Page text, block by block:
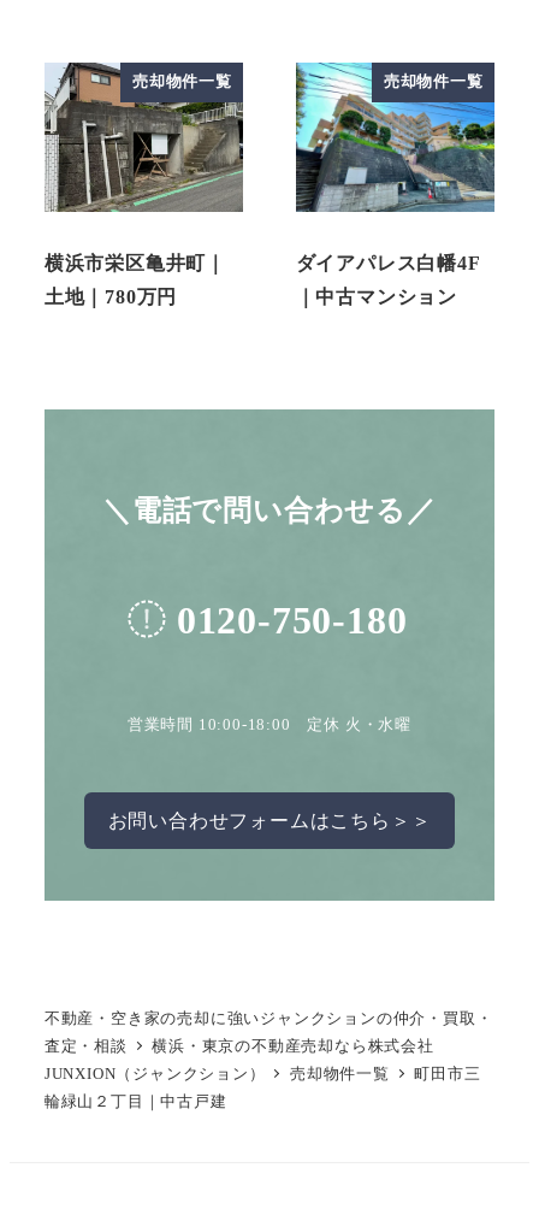
売却物件一覧
横浜市栄区亀井町｜
土地｜780万円
売却物件一覧
ダイアパレス白幡4F
｜中古マンション
＼電話で問い合わせる／
0120-750-180
営業時間 10:00-18:00 定休 火・水曜
お問い合わせフォームはこちら＞＞
不動産・空き家の売却に強いジャンクションの仲介・買取・
査定・相談
横浜・東京の不動産売却なら株式会社
JUNXION（ジャンクション）
売却物件一覧
町田市三
輪緑山２丁目｜中古戸建